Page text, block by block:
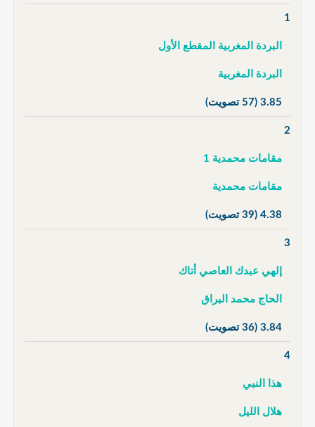
1
البردة المغربية المقطع الأول
البردة المغربية
3.85 (57 تصويت)
2
مقامات محمدية 1
مقامات محمدية
4.38 (39 تصويت)
3
إلهي عبدك العاصي أتاك
الحاج محمد البراق
3.84 (36 تصويت)
4
هذا النبي
هلال الليل